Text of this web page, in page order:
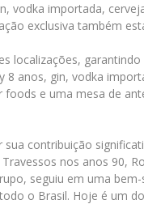
vodka importada,
exclusiva também
localizações,
8 anos, gin, vodka
e uma mesa de
sua contribuição
nos anos 90,
seguiu em uma
o Brasil. Hoje é um